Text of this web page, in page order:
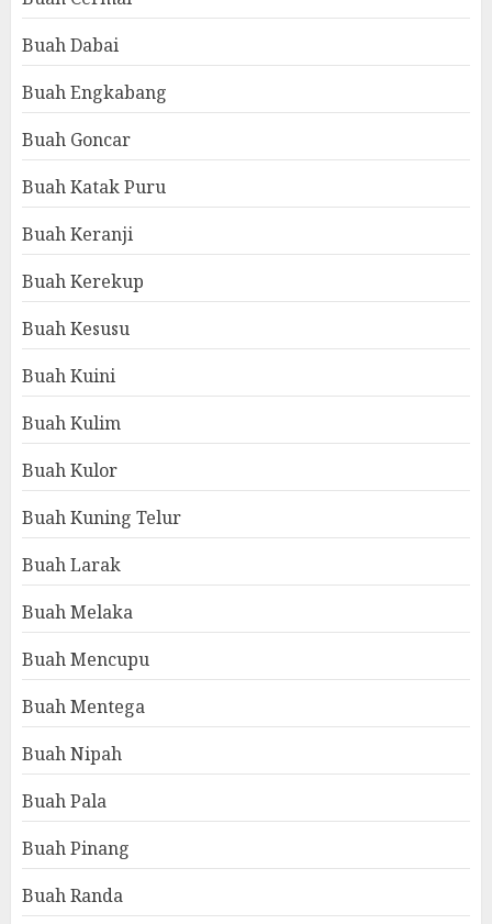
Buah Dabai
Buah Engkabang
Buah Goncar
Buah Katak Puru
Buah Keranji
Buah Kerekup
Buah Kesusu
Buah Kuini
Buah Kulim
Buah Kulor
Buah Kuning Telur
Buah Larak
Buah Melaka
Buah Mencupu
Buah Mentega
Buah Nipah
Buah Pala
Buah Pinang
Buah Randa